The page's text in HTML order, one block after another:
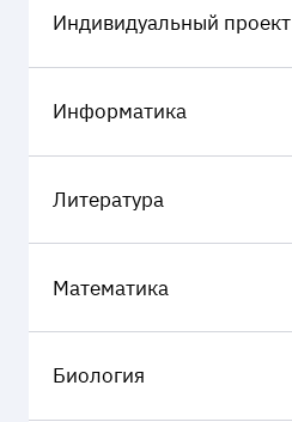
Индивидуальный проект
Информатика
Литература
Математика
Биология